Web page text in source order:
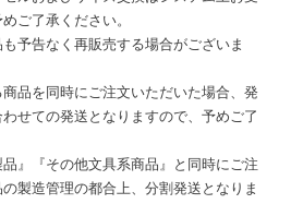
ご了承ください。
予告なく再販売する場合がございま
品を同時にご注文いただいた場合、発
せての発送となりますので、予めご了
』『その他文具系商品』と同時にご注
製造管理の都合上、分割発送となりま